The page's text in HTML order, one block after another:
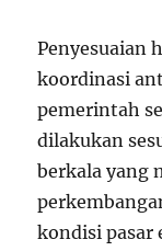
Penyesuaian
koordinasi
pemerintah
dilakukan
berkala yang
kondisi pasar